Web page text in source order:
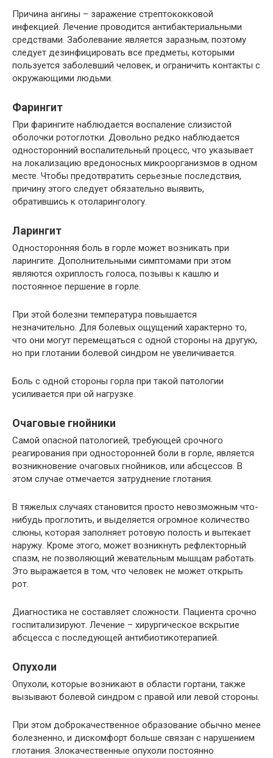
Причина ангины – заражение стрептококковой
инфекцией. Лечение проводится антибактериальными
средствами. Заболевание является заразным, поэтому
следует дезинфицировать все предметы, которыми
пользуется заболевший человек, и ограничить контакты с
окружающими людьми.
Фарингит
При фарингите наблюдается воспаление слизистой
оболочки ротоглотки. Довольно редко наблюдается
односторонний воспалительный процесс, что указывает
на локализацию вредоносных микроорганизмов в одном
месте. Чтобы предотвратить серьезные последствия,
причину этого следует обязательно выявить,
обратившись к отоларингологу.
Ларингит
Односторонняя боль в горле может возникать при
ларингите. Дополнительными симптомами при этом
являются охриплость голоса, позывы к кашлю и
постоянное першение в горле.
При этой болезни температура повышается
незначительно. Для болевых ощущений характерно то,
что они могут перемещаться с одной стороны на другую,
но при глотании болевой синдром не увеличивается.
Боль с одной стороны горла при такой патологии
усиливается при ой нагрузке.
Очаговые гнойники
Самой опасной патологией, требующей срочного
реагирования при односторонней боли в горле, является
возникновение очаговых гнойников, или абсцессов. В
этом случае отмечается затруднение глотания.
В тяжелых случаях становится просто невозможным что-
нибудь проглотить, и выделяется огромное количество
слюны, которая заполняет ротовую полость и вытекает
наружу. Кроме этого, может возникнуть рефлекторный
спазм, не позволяющий жевательным мышцам работать.
Это выражается в том, что человек не может открыть
рот.
Диагностика не составляет сложности. Пациента срочно
госпитализируют. Лечение – хирургическое вскрытие
абсцесса с последующей антибиотикотерапией.
Опухоли
Опухоли, которые возникают в области гортани, также
вызывают болевой синдром с правой или левой стороны.
При этом доброкачественное образование обычно менее
болезненно, и дискомфорт больше связан с нарушением
глотания. Злокачественные опухоли постоянно